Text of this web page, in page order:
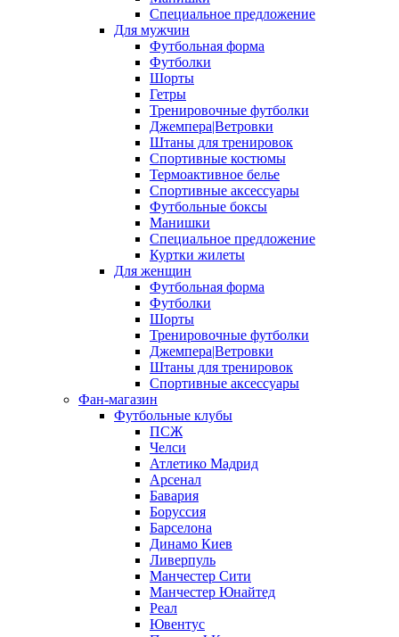
Специальное предложение
Для мужчин
Футбольная форма
Футболки
Шорты
Гетры
Тренировочные футболки
Джемпера|Ветровки
Штаны для тренировок
Спортивные костюмы
Термоактивное белье
Спортивные аксессуары
Футбольные боксы
Манишки
Специальное предложение
Куртки жилеты
Для женщин
Футбольная форма
Футболки
Шорты
Тренировочные футболки
Джемпера|Ветровки
Штаны для тренировок
Спортивные аксессуары
Фан-магазин
Футбольные клубы
ПСЖ
Челси
Атлетико Мадрид
Арсенал
Бавария
Боруссия
Барселона
Динамо Киев
Ливерпуль
Манчестер Сити
Манчестер Юнайтед
Реал
Ювентус